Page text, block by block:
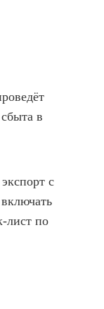
в
с
лист по